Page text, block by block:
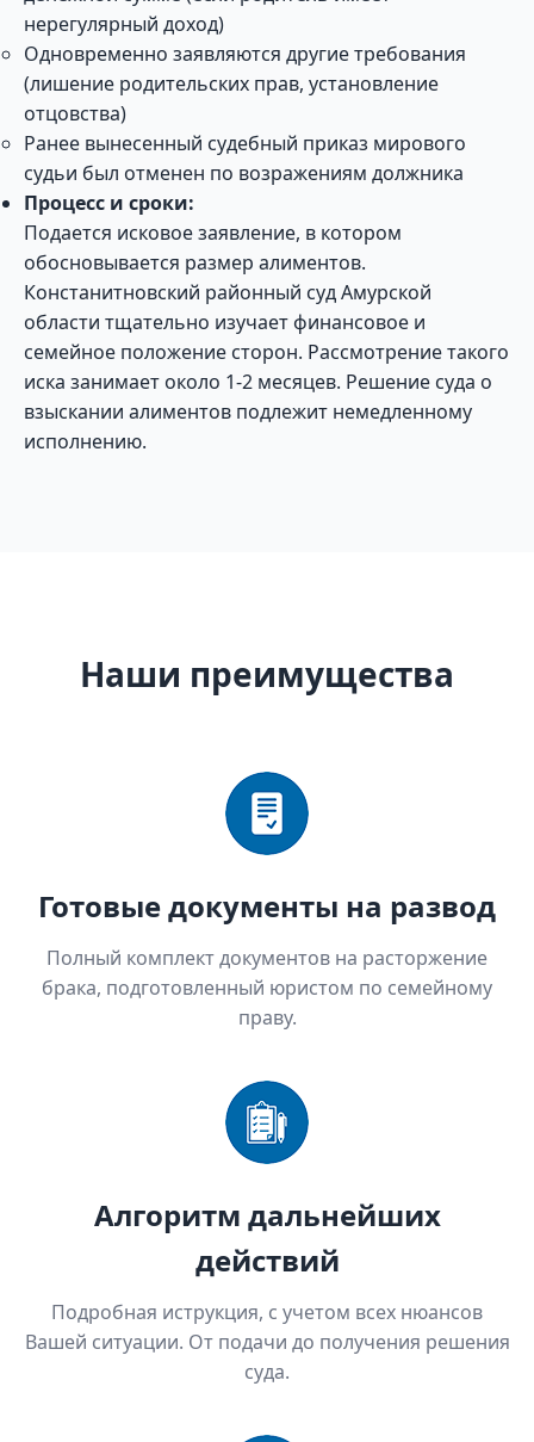
нерегулярный доход)
Одновременно заявляются другие требования
(лишение родительских прав, установление
отцовства)
Ранее вынесенный судебный приказ мирового
судьи был отменен по возражениям должника
Процесс и сроки:
Подается исковое заявление, в котором
обосновывается размер алиментов.
Констанитновский районный суд Амурской
области тщательно изучает финансовое и
семейное положение сторон. Рассмотрение такого
иска занимает около 1-2 месяцев. Решение суда о
взыскании алиментов подлежит немедленному
исполнению.
Наши преимущества
Готовые документы на развод
Полный комплект документов на расторжение
брака, подготовленный юристом по семейному
праву.
Алгоритм дальнейших
действий
Подробная иструкция, с учетом всех нюансов
Вашей ситуации. От подачи до получения решения
суда.